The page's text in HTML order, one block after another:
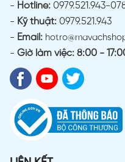
- Hotline: 0979.521.943-
- Kỹ thuật: 0979.521.943
- Email:
- Giờ làm việc: 8:00 -